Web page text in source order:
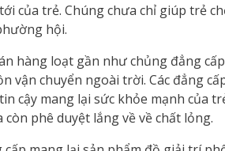
của trẻ. Chúng chưa chỉ giúp trẻ
hội.
hàng loạt gần như chủng đẳng
chuyển ngoài trời. Các đẳng
cậy mang lại sức khỏe mạnh của
phê duyệt lắng về về chất lỏng.